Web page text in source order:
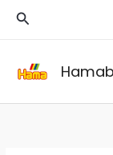
Buscar